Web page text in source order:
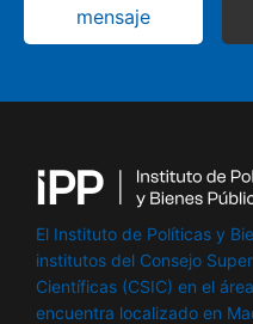
mensaje
El Instituto de Políticas y
institutos del Consejo
Científicas (CSIC) en el
encuentra localizado en